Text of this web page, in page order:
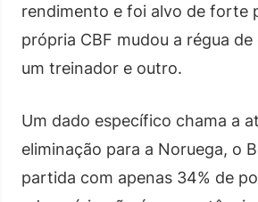
rendimento e foi alvo de forte
própria CBF mudou a régua
um treinador e outro.
Um dado específico chama a
eliminação para a Noruega, o
partida com apenas 34% de